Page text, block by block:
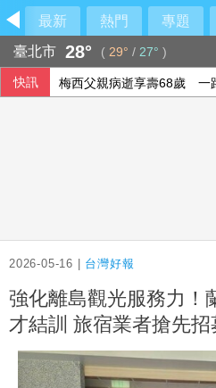
最新 熱門 專題
臺北市 28° ( 29° / 27° )
快訊 梅西父親病逝享壽68歲 一
2026-05-16 | 台灣好報
強化離島觀光服務力！
才結訓 旅宿業者搶先招